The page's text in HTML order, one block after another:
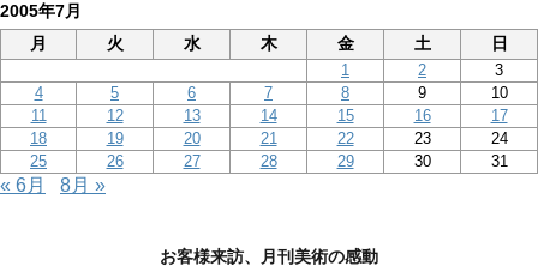
2005年7月
月
火 水 木 金 土 日
1 2
3
4
5 6 7 8 9
10
11
12 13 14 15 16
17
18
19 20 21 22 23
24
25
26 27 28 29 30 31
« 6月 8月 »
お客様来訪、月刊美術の感動